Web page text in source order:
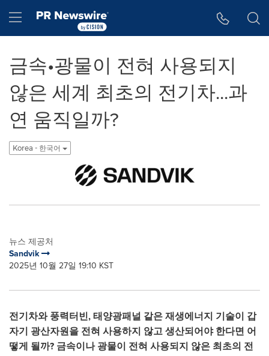
Hamburger menu
금속•광물이 전혀 사용되지
않은 세계 최초의 전기차...과
연 움직일까?
Korea - 한국어
뉴스 제공처
Sandvik
2025년 10월 27일 19:10 KST
전기차와 풍력터빈, 태양광패널 같은 재생에너지 기술이 갑
자기 광산자원을 전혀 사용하지 않고 생산되어야 한다면 어
떻게 될까? 금속이나 광물이 전혀 사용되지 않은 최초의 전